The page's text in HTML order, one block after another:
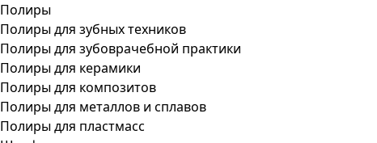
Полиры
Полиры для зубных техников
Полиры для зубоврачебной практики
Полиры для керамики
Полиры для композитов
Полиры для металлов и сплавов
Полиры для пластмасс